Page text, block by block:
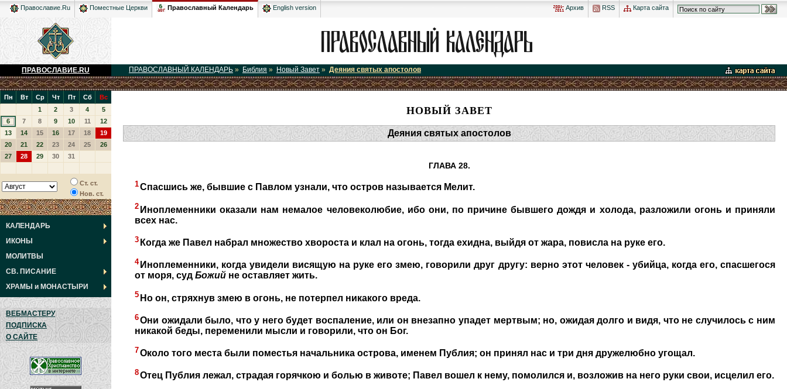
Архив RSS Карта сайта
Православие.Ru Поместные Церкви Православный Календарь English version
ПРАВОСЛАВИЕ.RU ПРАВОСЛАВНЫЙ КАЛЕНДАРЬ » Библия » Новый Завет » Деяния святых апостолов
Пн Вт Ср Чт Пт Сб
Вс
1
2 3 4
5
6
7 8 9 10 11
12
13
14 15 16 17 18
19
20
21 22 23 24 25
26
27
28 29 30 31
Ст. ст.
Нов. ст.
КАЛЕНДАРЬ
ИКОНЫ
МОЛИТВЫ
СВ. ПИСАНИЕ
ХРАМЫ и МОНАСТЫРИ
ВЕБМАСТЕРУ
ПОДПИСКА
О САЙТЕ
НОВЫЙ ЗАВЕТ
Деяния святых апостолов
ГЛАВА 28.
1Спасшись же, бывшие с Павлом узнали, что остров называется Мелит.
2 Иноплеменники оказали нам немалое человеколюбие, ибо они, по причине бывшего дождя и холода, разложили огонь и приняли
всех нас.
3 Когда же Павел набрал множество хвороста и клал на огонь, тогда ехидна, выйдя от жара, повисла на руке его.
4 Иноплеменники, когда увидели висящую на руке его змею, говорили друг другу: верно этот человек - убийца, когда его, спасшегося
от моря, суд Божий не оставляет жить.
5 Но он, стряхнув змею в огонь, не потерпел никакого вреда.
6Они ожидали было, что у него будет воспаление, или он внезапно упадет мертвым; но, ожидая долго и видя, что не случилось с ним
никакой беды, переменили мысли и говорили, что он Бог.
7Около того места были поместья начальника острова, именем Публия; он принял нас и три дня дружелюбно угощал.
8Отец Публия лежал, страдая горячкою и болью в животе; Павел вошел к нему, помолился и, возложив на него руки свои, исцелил его.